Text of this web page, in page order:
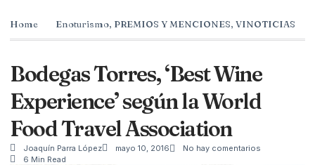
Home Enoturismo, PREMIOS Y MENCIONES, VINOTICIAS
Bodegas Torres, ‘Best Wine
Experience’ según la World
Food Travel Association
Joaquín Parra López mayo 10, 2016
No hay comentarios
6 Min Read